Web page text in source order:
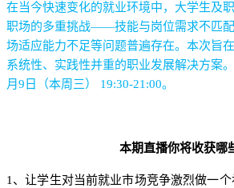
在当今快速变化的就业环境中，大学生及
职场的多重挑战——技能与岗位需求不匹
场适应能力不足等问题普遍存在。本次旨
系统性、实践性并重的职业发展解决方案
月9 日（本周三） 19:30-21:00。
本期直播你将收获哪
1、让学生对当前就业市场竞争激烈做一个